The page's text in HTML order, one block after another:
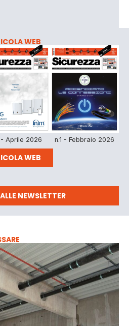
WEB
Aprile 2026 n.1 - Febbraio 2026
WEB
NEWSLETTER